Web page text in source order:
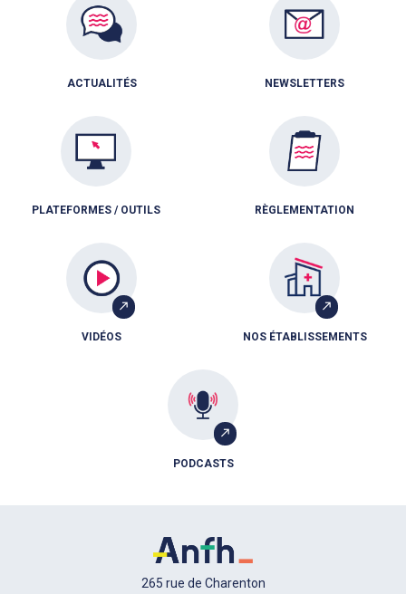
ACTUALITÉS NEWSLETTERS
PLATEFORMES / OUTILS RÈGLEMENTATION
VIDÉOS NOS ÉTABLISSEMENTS
PODCASTS
265 rue de Charenton